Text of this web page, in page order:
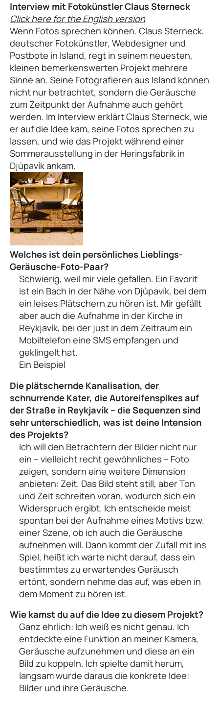
Interview mit Fotokünstler Claus Sterneck
Click here for the English version
Wenn Fotos sprechen können. Claus Sterneck,
deutscher Fotokünstler, Webdesigner und
Postbote in Island, regt in seinem neuesten,
kleinen bemerkenswerten Projekt mehrere
Sinne an. Seine Fotografieren aus Island können
nicht nur betrachtet, sondern die Geräusche
zum Zeitpunkt der Aufnahme auch gehört
werden. Im Interview erklärt Claus Sterneck, wie
er auf die Idee kam, seine Fotos sprechen zu
lassen, und wie das Projekt während einer
Sommerausstellung in der Heringsfabrik in
Djúpavík ankam.
Welches ist dein persönliches Lieblings-
Geräusche-Foto-Paar?
Schwierig, weil mir viele gefallen. Ein Favorit
ist ein Bach in der Nähe von Djúpavík, bei dem
ein leises Plätschern zu hören ist. Mir gefällt
aber auch die Aufnahme in der Kirche in
Reykjavík, bei der just in dem Zeitraum ein
Mobiltelefon eine SMS empfangen und
geklingelt hat.
Ein Beispiel
Die plätschernde Kanalisation, der
schnurrende Kater, die Autoreifenspikes auf
der Straße in Reykjavík – die Sequenzen sind
sehr unterschiedlich, was ist deine Intension
des Projekts?
Ich will den Betrachtern der Bilder nicht nur
ein – vielleicht recht gewöhnliches – Foto
zeigen, sondern eine weitere Dimension
anbieten: Zeit. Das Bild steht still, aber Ton
und Zeit schreiten voran, wodurch sich ein
Widerspruch ergibt. Ich entscheide meist
spontan bei der Aufnahme eines Motivs bzw.
einer Szene, ob ich auch die Geräusche
aufnehmen will. Dann kommt der Zufall mit ins
Spiel, heißt ich warte nicht darauf, dass ein
bestimmtes zu erwartendes Geräusch
ertönt, sondern nehme das auf, was eben in
dem Moment zu hören ist.
Wie kamst du auf die Idee zu diesem Projekt?
Ganz ehrlich: Ich weiß es nicht genau. Ich
entdeckte eine Funktion an meiner Kamera,
Geräusche aufzunehmen und diese an ein
Bild zu koppeln. Ich spielte damit herum,
langsam wurde daraus die konkrete Idee:
Bilder und ihre Geräusche.